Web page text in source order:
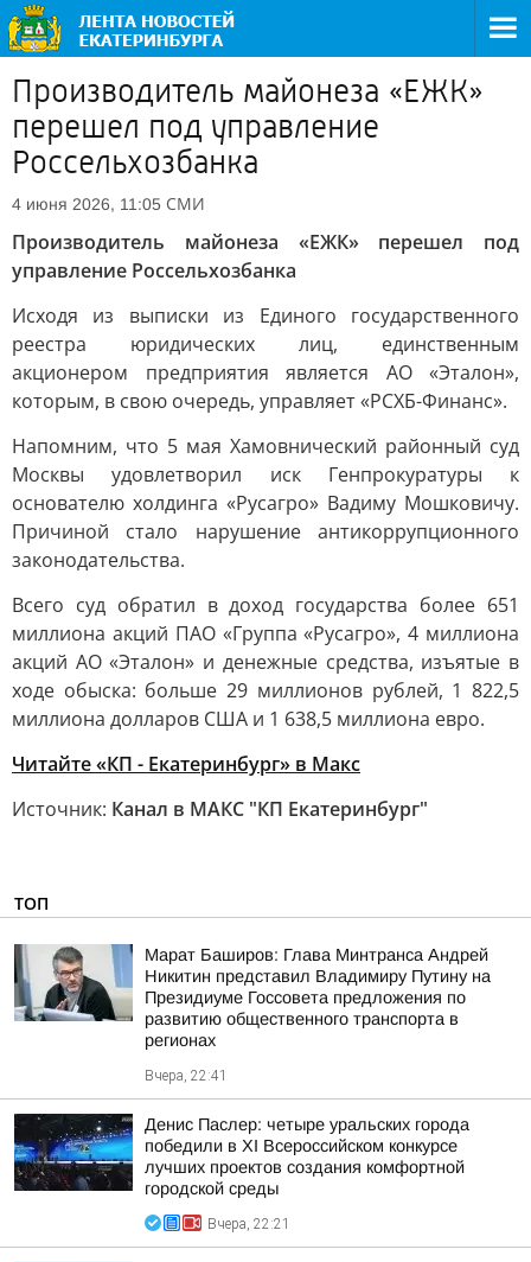
Производитель майонеза «ЕЖК»
перешел под управление
Россельхозбанка
4 июня 2026, 11:05 СМИ
Производитель майонеза «ЕЖК» перешел под
управление Россельхозбанка
Исходя из выписки из Единого государственного
реестра юридических лиц, единственным
акционером предприятия является АО «Эталон»,
которым, в свою очередь, управляет «РСХБ-Финанс».
Напомним, что 5 мая Хамовнический районный суд
Москвы удовлетворил иск Генпрокуратуры к
основателю холдинга «Русагро» Вадиму Мошковичу.
Причиной стало нарушение антикоррупционного
законодательства.
Всего суд обратил в доход государства более 651
миллиона акций ПАО «Группа «Русагро», 4 миллиона
акций АО «Эталон» и денежные средства, изъятые в
ходе обыска: больше 29 миллионов рублей, 1 822,5
миллиона долларов США и 1 638,5 миллиона евро.
Читайте «КП - Екатеринбург» в Mакс
Источник: Канал в МАКС "КП Екатеринбург"
ТОП
Марат Баширов: Глава Минтранса Андрей
Никитин представил Владимиру Путину на
Президиуме Госсовета предложения по
развитию общественного транспорта в
регионах
Вчера, 22:41
Денис Паслер: четыре уральских города
победили в XI Всероссийском конкурсе
лучших проектов создания комфортной
городской среды
Вчера, 22:21